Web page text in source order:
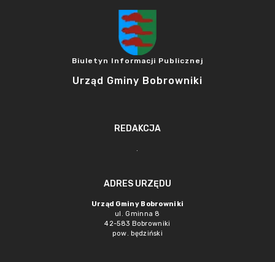
Biuletyn Informacji Publicznej
Urząd Gminy Bobrowniki
REDAKCJA
.
ADRES URZĘDU
Urząd Gminy Bobrowniki
ul. Gminna 8
42-583 Bobrowniki
pow. będziński